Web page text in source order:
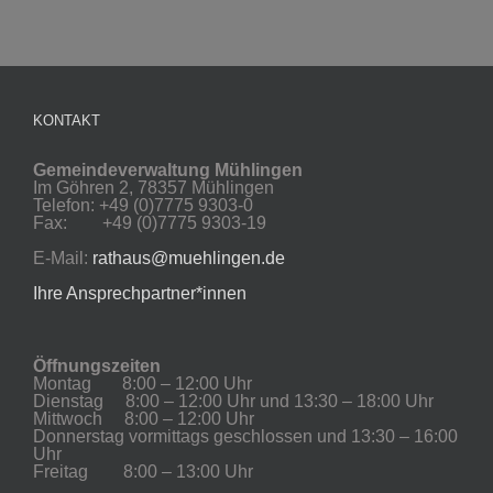
KONTAKT
Gemeindeverwaltung Mühlingen
Im Göhren 2, 78357 Mühlingen
Telefon: +49 (0)7775 9303-0
Fax: +49 (0)7775 9303-19
E-Mail: rathaus@muehlingen.de
Ihre Ansprechpartner*innen
Öffnungszeiten
Montag 8:00 – 12:00 Uhr
Dienstag 8:00 – 12:00 Uhr und 13:30 – 18:00 Uhr
Mittwoch 8:00 – 12:00 Uhr
Donnerstag vormittags geschlossen und 13:30 – 16:00
Uhr
Freitag 8:00 – 13:00 Uhr